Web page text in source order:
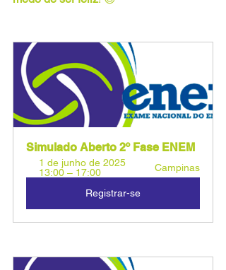
Simulado Aberto 2º Fase ENEM
1 de junho de 2025
13:00 – 17:00
Campinas
Registrar-se